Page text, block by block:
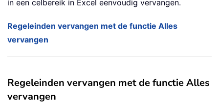
in een celbereik in Excel eenvoudig vervangen.
Regeleinden vervangen met de functie Alles
vervangen
Regeleinden vervangen met de functie Alles
vervangen